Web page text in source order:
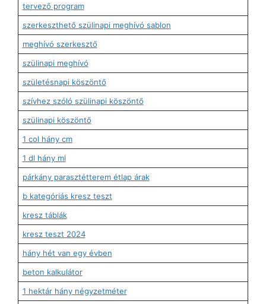
tervező program
szerkeszthető szülinapi meghívó sablon
meghívó szerkesztő
szülinapi meghívó
születésnapi köszöntő
szívhez szóló szülinapi köszöntő
szülinapi köszöntő
1 col hány cm
1 dl hány ml
párkány parasztétterem étlap árak
b kategóriás kresz teszt
kresz táblák
kresz teszt 2024
hány hét van egy évben
beton kalkulátor
1 hektár hány négyzetméter